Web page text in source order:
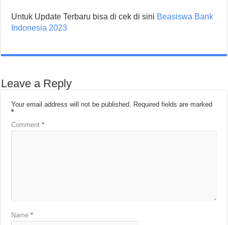
Untuk Update Terbaru bisa di cek di sini Beasiswa Bank
Indonesia 2023
Leave a Reply
Your email address will not be published. Required fields are marked
*
Comment*
Name*